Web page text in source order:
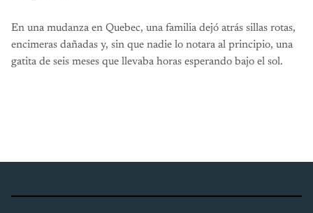
En una mudanza en Quebec, una familia dejó atrás sillas rotas,
encimeras dañadas y, sin que nadie lo notara al principio, una
gatita de seis meses que llevaba horas esperando bajo el sol.